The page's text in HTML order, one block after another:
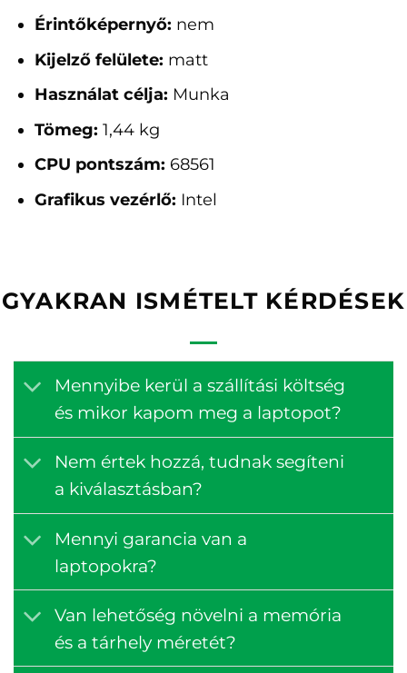
Érintőképernyő: nem
Kijelző felülete: matt
Használat célja: Munka
Tömeg: 1,44 kg
CPU pontszám: 68561
Grafikus vezérlő: Intel
GYAKRAN ISMÉTELT KÉRDÉSEK
Mennyibe kerül a szállítási költség
és mikor kapom meg a laptopot?
Nem értek hozzá, tudnak segíteni
a kiválasztásban?
Mennyi garancia van a
laptopokra?
Van lehetőség növelni a memória
és a tárhely méretét?